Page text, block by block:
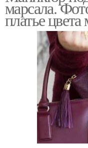
марсала.
платье цвета